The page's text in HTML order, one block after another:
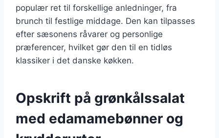
populær ret til forskellige anledninger, fra
brunch til festlige middage. Den kan tilpasses
efter sæsonens råvarer og personlige
præferencer, hvilket gør den til en tidløs
klassiker i det danske køkken.
Opskrift på grønkålssalat
med edamamebønner og